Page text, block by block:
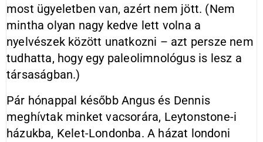
most ügyeletben van, azért nem jött. (Nem
mintha olyan nagy kedve lett volna a
nyelvészek között unatkozni – azt persze nem
tudhatta, hogy egy paleolimnológus is lesz a
társaságban.)
Pár hónappal később Angus és Dennis
meghívtak minket vacsorára, Leytonstone-i
házukba, Kelet-Londonba. A házat londoni